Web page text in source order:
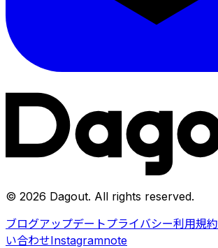
© 2026 Dagout. All rights reserved.
ブログアップデート プライバシー利用規約
い合わせInstagramnote